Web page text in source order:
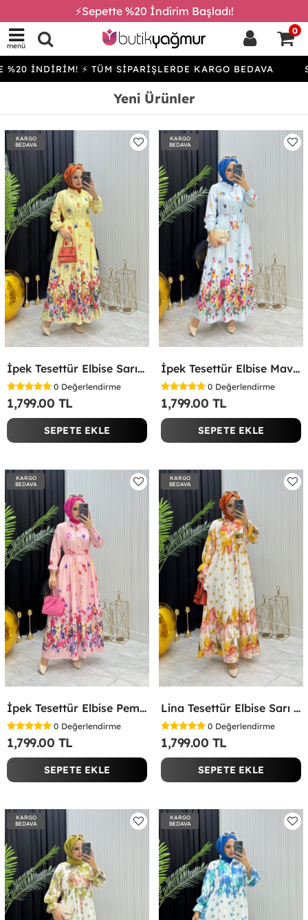
⚡Sepette %20 İndirim Başladı!
menü
0
⚡ TÜM SİPARİŞLERDE KARGO BEDAVA SEPETTE
Yeni Ürünler
KARGO
BEDAVA
İpek Tesettür Elbise Sarı Sarı
0 Değerlendirme
1,799.00 TL
SEPETE EKLE
KARGO
BEDAVA
İpek Tesettür Elbise Mavi Mavi
0 Değerlendirme
1,799.00 TL
SEPETE EKLE
KARGO
BEDAVA
İpek Tesettür Elbise Pembe Pembe
0 Değerlendirme
1,799.00 TL
SEPETE EKLE
KARGO
BEDAVA
Lina Tesettür Elbise Sarı Sarı
0 Değerlendirme
1,799.00 TL
SEPETE EKLE
KARGO
BEDAVA
KARGO
BEDAVA